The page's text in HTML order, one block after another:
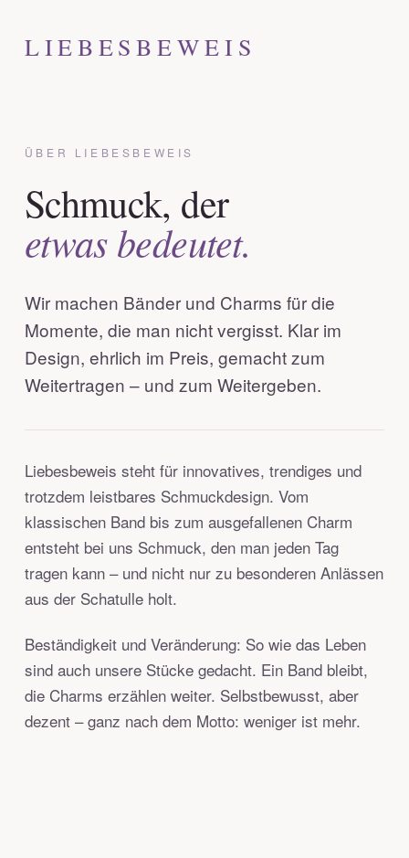
LIEBESBEWEIS
ÜBER LIEBESBEWEIS
Schmuck, der
etwas bedeutet.
Wir machen Bänder und Charms für die
Momente, die man nicht vergisst. Klar im
Design, ehrlich im Preis, gemacht zum
Weitertragen – und zum Weitergeben.
Liebesbeweis steht für innovatives, trendiges und
trotzdem leistbares Schmuckdesign. Vom
klassischen Band bis zum ausgefallenen Charm
entsteht bei uns Schmuck, den man jeden Tag
tragen kann – und nicht nur zu besonderen Anlässen
aus der Schatulle holt.
Beständigkeit und Veränderung: So wie das Leben
sind auch unsere Stücke gedacht. Ein Band bleibt,
die Charms erzählen weiter. Selbstbewusst, aber
dezent – ganz nach dem Motto: weniger ist mehr.